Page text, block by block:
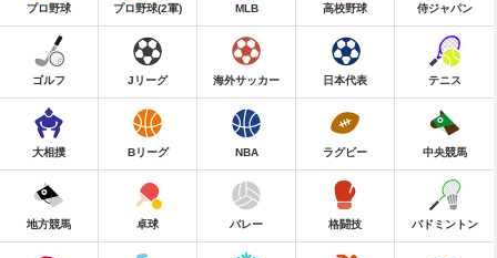
プロ野球 プロ野球(2軍) MLB 高校野球 侍ジャパン
ゴルフ Jリーグ 海外サッカー 日本代表 テニス
大相撲 Bリーグ NBA ラグビー 中央競馬
地方競馬 卓球 バレー 格闘技 バドミントン